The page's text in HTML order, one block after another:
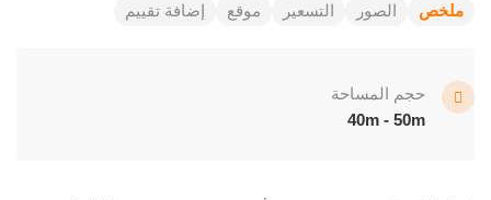
ملخص الصور التسعير موقع إضافة تقييم
حجم المساحة
40m - 50m